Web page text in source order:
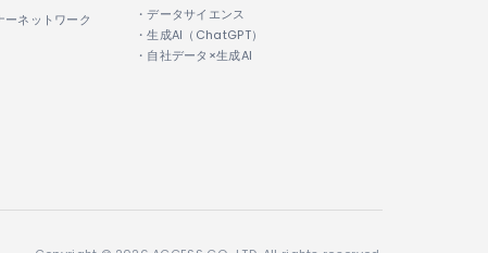
ーネットワーク
・データサイエンス
・生成AI（ChatGPT）
・自社データ×生成AI